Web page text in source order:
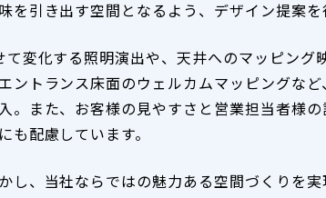
を引き出す空間となるよう、デザイン提案を
変化する照明演出や、天井へのマッピング
ントランス床面のウェルカムマッピングな
。また、お客様の見やすさと営業担当者様
も配慮しています。
し、当社ならではの魅力ある空間づくりを実